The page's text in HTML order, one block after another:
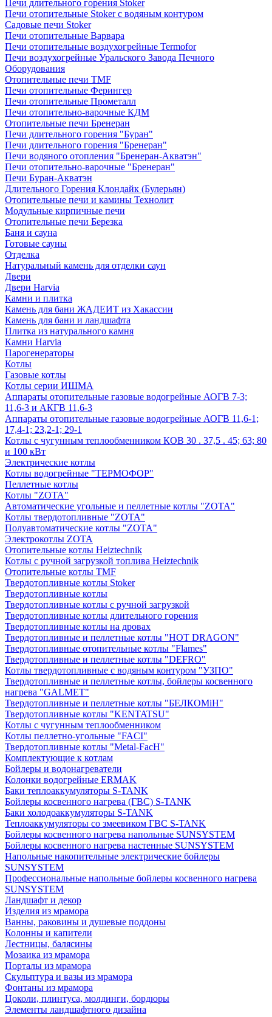
Печи длительного горения Stoker
Печи отопительные Stoker с водяным контуром
Садовые печи Stoker
Печи отопительные Варвара
Печи отопительные воздухогрейные Termofor
Печи воздухогрейные Уральского Завода Печного
Оборудования
Отопительные печи TMF
Печи отопительные Ферингер
Печи отопительные Прометалл
Печи отопительно-варочные КДМ
Отопительные печи Бренеран
Печи длительного горения "Буран"
Печи длительного горения "Бренеран"
Печи водяного отопления "Бренеран-Акватэн"
Печи отопительно-варочные "Бренеран"
Печи Буран-Акватэн
Длительного Горения Клондайк (Булерьян)
Отопительные печи и камины Технолит
Модульные кирпичные печи
Отопительные печи Березка
Баня и сауна
Готовые сауны
Отделка
Натуральный камень для отделки саун
Двери
Двери Harvia
Камни и плитка
Камень для бани ЖАДЕИТ из Хакассии
Камень для бани и ландшафта
Плитка из натурального камня
Камни Harvia
Парогенераторы
Котлы
Газовые котлы
Котлы серии ИШМА
Аппараты отопительные газовые водогрейные АОГВ 7-3;
11,6-3 и АКГВ 11,6-3
Аппараты отопительные газовые водогрейные АОГВ 11,6-1;
17,4-1; 23,2-1; 29-1
Котлы с чугунным теплообменником КОВ 30 . 37,5 . 45; 63; 80
и 100 кВт
Электрические котлы
Котлы водогрейные "ТЕРМОФОР"
Пеллетные котлы
Котлы "ZOTA"
Автоматические угольные и пеллетные котлы "ZOTA"
Котлы твердотопливные "ZOTA"
Полуавтоматические котлы "ZOTA"
Электрокотлы ZOTA
Отопительные котлы Heiztechnik
Котлы с ручной загрузкой топлива Heiztechnik
Отопительные котлы TMF
Твердотопливные котлы Stoker
Твердотопливные котлы
Твердотопливные котлы с ручной загрузкой
Твердотопливные котлы длительного горения
Твердотопливные котлы на дровах
Твердотопливные и пеллетные котлы "HOT DRAGON"
Твердотопливные отопительные котлы "Flames"
Твердотопливные и пеллетные котлы "DEFRO"
Котлы твердотопливные с водяным контуром "УЗПО"
Твердотопливные и пеллетные котлы, бойлеры косвенного
нагрева "GALMET"
Твердотопливные и пеллетные котлы "БЕЛКОМiН"
Твердотопливные котлы "KENTATSU"
Котлы с чугунным теплообменником
Котлы пеллетно-угольные "FACI"
Твердотопливные котлы "Metal-FacH"
Комплектующие к котлам
Бойлеры и водонагреватели
Колонки водогрейные ERMAK
Баки теплоаккумуляторы S-TANK
Бойлеры косвенного нагрева (ГВС) S-TANK
Баки холодоаккумуляторы S-TANK
Теплоаккумуляторы со змеевиком ГВС S-TANK
Бойлеры косвенного нагрева напольные SUNSYSTEM
Бойлеры косвенного нагрева настенные SUNSYSTEM
Напольные накопительные электрические бойлеры
SUNSYSTEM
Профессиональные напольные бойлеры косвенного нагрева
SUNSYSTEM
Ландшафт и декор
Изделия из мрамора
Ванны, раковины и душевые поддоны
Колонны и капители
Лестницы, балясины
Мозаика из мрамора
Порталы из мрамора
Скульптура и вазы из мрамора
Фонтаны из мрамора
Цоколи, плинтуса, молдинги, бордюры
Элементы ландшафтного дизайна